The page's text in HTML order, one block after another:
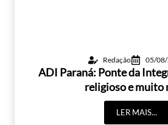
Redação 05/
ADI Paraná: Ponte da
religioso e muito
LER MAIS...